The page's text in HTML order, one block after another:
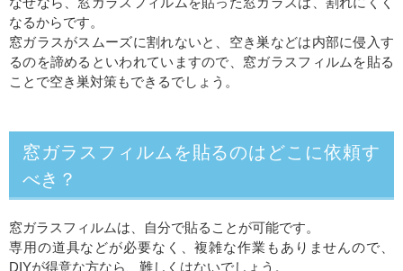
なるからです。
窓ガラスがスムーズに割れないと、空き巣などは内部に侵入す
るのを諦めるといわれていますので、窓ガラスフィルムを貼る
ことで空き巣対策もできるでしょう。
窓ガラスフィルムを貼るのはどこに依頼す
べき？
窓ガラスフィルムは、自分で貼ることが可能です。
専用の道具などが必要なく、複雑な作業もありませんので、
DIYが得意な方なら、難しくはないでしょう。